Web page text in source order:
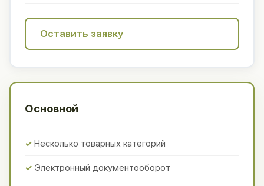
Оставить заявку
Основной
Несколько товарных категорий
Электронный документооборот